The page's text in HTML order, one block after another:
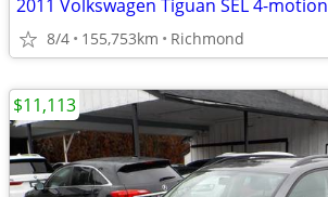
2011 Volkswagen Tiguan SEL 4-motion
8/4 155,753km Richmond
$11,113